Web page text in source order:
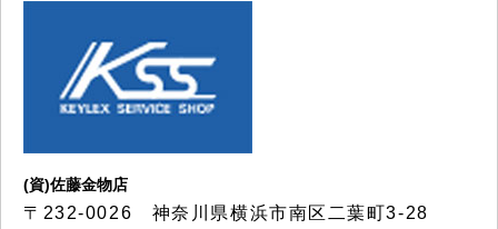
(資)佐藤金物店
〒232-0026 神奈川県横浜市南区二葉町3-28